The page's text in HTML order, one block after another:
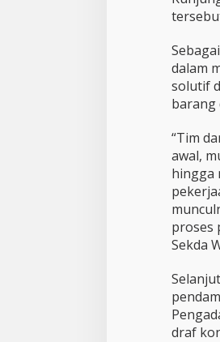
dalam
solutif
barang
“Tim
awal,
hingga
proses
Sekda
draf